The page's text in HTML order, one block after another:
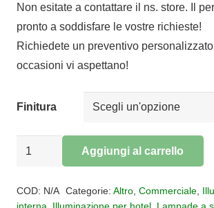
originale
era:
€388,00.
attuale
è:
€318,16.
Non esitate a contattare il ns. store. Il
pronto a soddisfare le vostre richieste!
Richiedete un preventivo
occasioni vi aspettano!
Finitura
SOSPENSIONE
60
Aggiungi al carrello
COD: N/A Categorie: Altro, Commerciale,